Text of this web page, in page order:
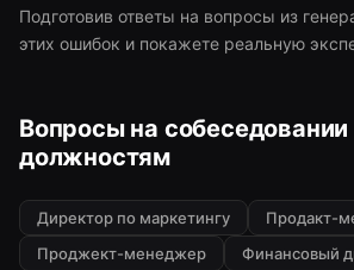
Подготовив ответы на вопросы из
этих ошибок и покажете реальную
Вопросы на собеседовании
должностям
Директор по маркетингу
Продакт-
Проджект-менеджер
Финансовый